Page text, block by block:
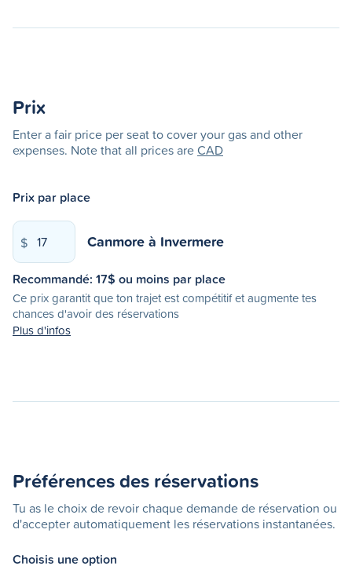
Prix
Enter a fair price per seat to cover your gas and other
expenses. Note that all prices areCAD
Prix par place
$ Canmoreà Invermere
Recommandé: 17$ ou moins par place
Ce prix garantit que ton trajet est compétitif et augmente tes
chances d'avoir des réservations
Plus d'infos
Préférences des réservations
Tu as le choix de revoir chaque demande de réservation ou
d'accepter automatiquement les réservations instantanées.
Choisis une option